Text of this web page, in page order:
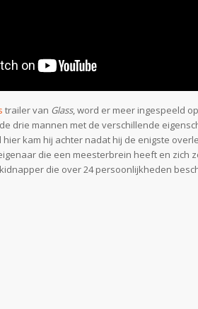
trailer van Glass, word er meer ingespeeld
drie mannen met de verschillende
kam hij achter nadat hij de enigste
die een meesterbrein heeft en zich
die over 24 persoonlijkheden